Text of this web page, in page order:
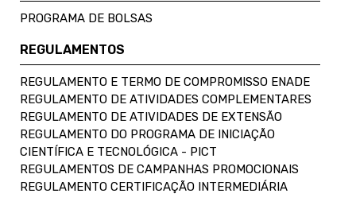
PROGRAMA DE BOLSAS
REGULAMENTOS
REGULAMENTO E TERMO DE COMPROMISSO ENADE
REGULAMENTO DE ATIVIDADES COMPLEMENTARES
REGULAMENTO DE ATIVIDADES DE EXTENSÃO
REGULAMENTO DO PROGRAMA DE INICIAÇÃO
CIENTÍFICA E TECNOLÓGICA - PICT
REGULAMENTOS DE CAMPANHAS PROMOCIONAIS
REGULAMENTO CERTIFICAÇÃO INTERMEDIÁRIA